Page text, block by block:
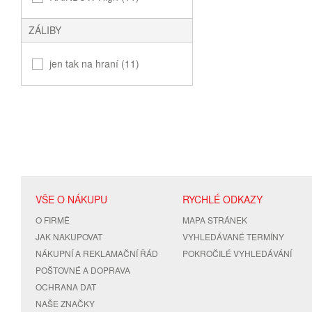
ZÁLIBY
jen tak na hraní (11)
VŠE O NÁKUPU
O FIRMĚ
JAK NAKUPOVAT
NÁKUPNÍ A REKLAMAČNÍ ŘÁD
POŠTOVNÉ A DOPRAVA
OCHRANA DAT
NAŠE ZNAČKY
RYCHLÉ ODKAZY
MAPA STRÁNEK
VYHLEDÁVANÉ TERMÍNY
POKROČILÉ VYHLEDÁVÁNÍ